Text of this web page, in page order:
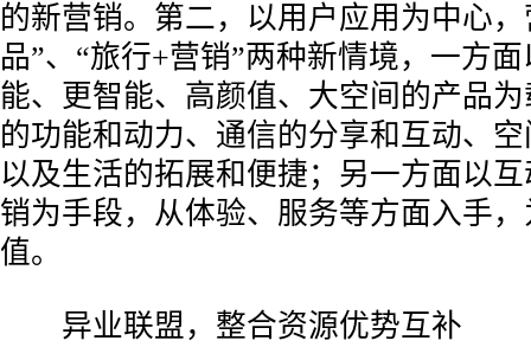
的新营销。第二，以用户应用为中心
品”、“旅行+营销”两种新情境，一方
能、更智能、高颜值、大空间的产品
的功能和动力、通信的分享和互动、
以及生活的拓展和便捷；另一方面以
销为手段，从体验、服务等方面入手
值。
­ 异业联盟，整合资源优势互补